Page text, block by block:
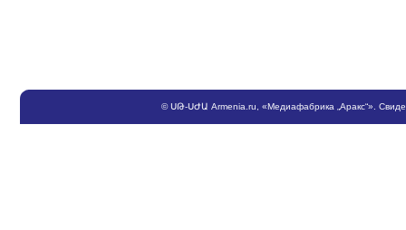
©ՍԹ-ՍԺԱ Armenia.ru , «Медиафабрика „Аракс“».